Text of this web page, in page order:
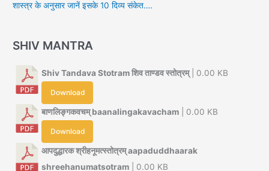
शास्त्र के अनुसार जानें इसके 10 दिव्य संकेत….
SHIV MANTRA
Shiv Tandava Stotram शिव ताण्डव स्तोत्रम्| 0.00 KB
Download
बाणलिङ्गकवचम् baanalingakavacham | 0.00 KB
Download
आपदुद्धारक श्रीहनूमत्स्तोत्रम् aapaduddhaarak
shreehanumatsotram | 0.00 KB